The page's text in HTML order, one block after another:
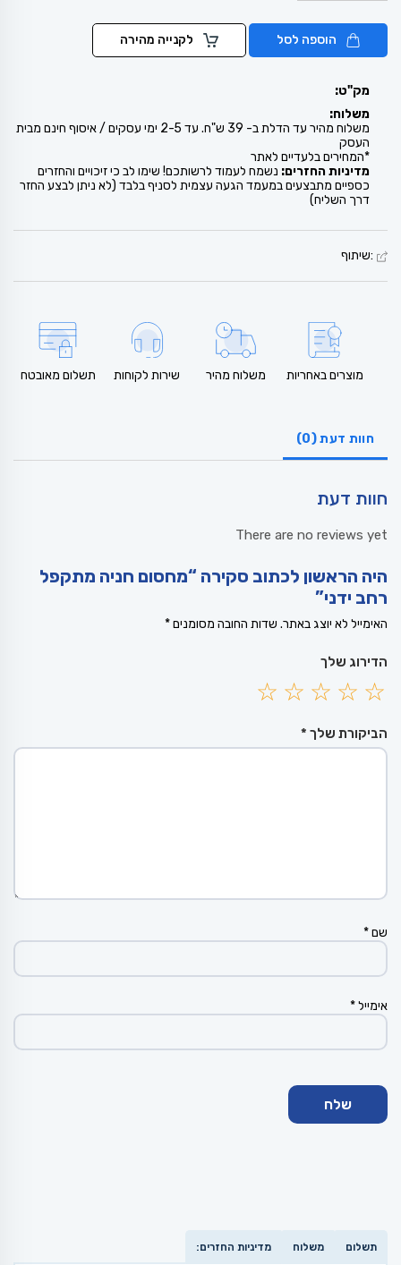
הוספה לסל לקנייה מהירה
מק"ט:
משלוח:
משלוח מהיר עד הדלת ב- 39 ש"ח. עד 2-5 ימי עסקים / איסוף חינם מבית
העסק
*המחירים בלעדיים לאתר
מדיניות החזרים: נשמח לעמוד לרשותכם! שימו לב כי זיכויים והחזרים
כספיים מתבצעים במעמד הגעה עצמית לסניף בלבד (לא ניתן לבצע החזר
דרך השליח)
:שיתוף
מוצרים באחריות משלוח מהיר שירות לקוחות תשלום מאובטח
חוות דעת (0)
חוות דעת
There are no reviews yet
היה הראשון לכתוב סקירה “מחסום חניה מתקפל
רחב ידני”
האימייל לא יוצג באתר. שדות החובה מסומנים*
הדירוג שלך
הביקורת שלך *
שם*
אימייל*
תשלום משלוח מדיניות החזרים: